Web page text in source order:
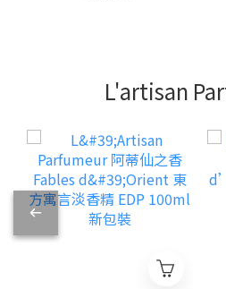
L'artisan